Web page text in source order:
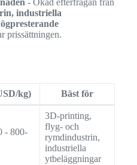
- Ökad efterfrågan från
industriella
prissättningen.
kg) Bäst för
- 800-
3D-printing,
flyg- och
rymdindustrin,
industriella
ytbeläggningar